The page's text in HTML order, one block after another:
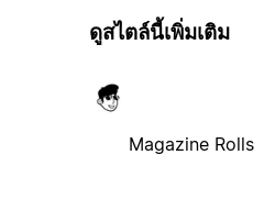
ดูสไตล์นี้เพิ่มเติม
Magazine Rolls